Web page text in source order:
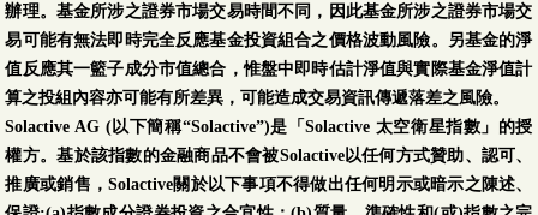
辦理。基金所涉之證券市場交易時間不同，因此基金所涉之證券市場交
易可能有無法即時完全反應基金投資組合之價格波動風險。另基金的淨
值反應其一籃子成分市值總合，惟盤中即時估計淨值與實際基金淨值計
算之投組內容亦可能有所差異，可能造成交易資訊傳遞落差之風險。
Solactive AG (以下簡稱“Solactive”)是「Solactive 太空衛星指數」的授
權方。基於該指數的金融商品不會被Solactive以任何方式贊助、認可、
推廣或銷售，Solactive關於以下事項不得做出任何明示或暗示之陳述、